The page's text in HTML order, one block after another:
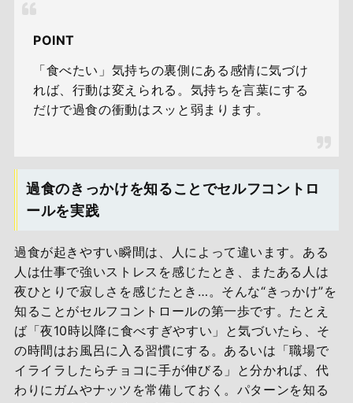
POINT
「食べたい」気持ちの裏側にある感情に気づけ
れば、行動は変えられる。気持ちを言葉にする
だけで過食の衝動はスッと弱まります。
過食のきっかけを知ることでセルフコントロ
ールを実践
過食が起きやすい瞬間は、人によって違います。ある
人は仕事で強いストレスを感じたとき、またある人は
夜ひとりで寂しさを感じたとき…。そんな“きっかけ”を
知ることがセルフコントロールの第一歩です。たとえ
ば「夜10時以降に食べすぎやすい」と気づいたら、そ
の時間はお風呂に入る習慣にする。あるいは「職場で
イライラしたらチョコに手が伸びる」と分かれば、代
わりにガムやナッツを常備しておく。パターンを知る